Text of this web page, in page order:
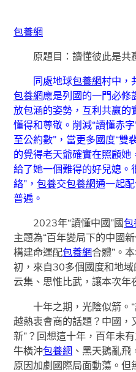
包養網
原題目：讀懂彼此是共
同處地球包養網村中，
包養網應是列國的一門必修
放包涵的姿勢，互利共贏的
懂得和尊敬。削減“讀懂赤
至公約數”，當更多國度“雙
的覺得老天爺確實在照顧
給了她一個難得的好兒媳。
絡”，包養交包養網通一起
普遍。
2023年“讀懂中國”國包
主題為“百年變局下的中國
構建命運配包養網合體”。
初，來自30多個國度和地
云集、思惟比武，讓本次年
十年之期，光陰似箭。
越熱衷會商的話題？中國，
新”？回想這十年，百年未
牛橫沖包養網 、黑天鵝亂
原因加劇國際局面動蕩。但